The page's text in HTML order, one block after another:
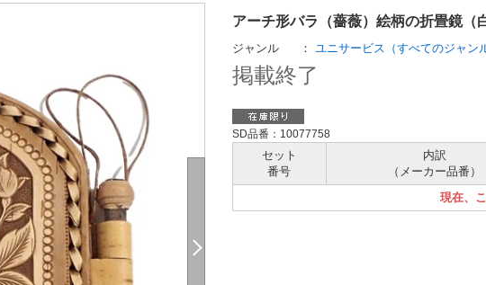
アーチ形バラ（薔薇）絵柄の折畳鏡（
ジャンル ： ユニサービス（すべてのジャン
掲載終了
SD品番：10077758
セット
番号
内訳
（メーカー品番）
現在、